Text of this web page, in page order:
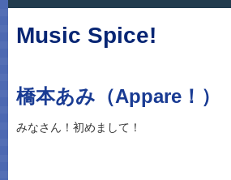
Music Spice!
橋本あみ（Appare！）
みなさん！初めまして！